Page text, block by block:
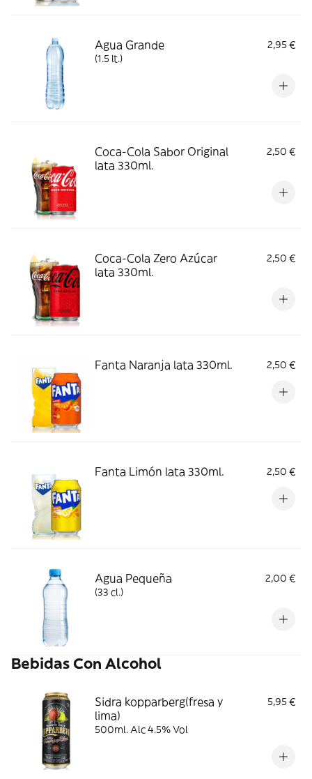
Agua Grande
2,95 €
(1.5 lt.)
Coca-Cola Sabor Original
lata 330ml.
2,50 €
Coca-Cola Zero Azúcar
lata 330ml.
2,50 €
Fanta Naranja lata 330ml. 2,50 €
Fanta Limón lata 330ml. 2,50 €
Agua Pequeña
2,00 €
(33 cl.)
Bebidas Con Alcohol
Sidra kopparberg(fresa y
lima)
5,95 €
500ml. Alc 4.5% Vol